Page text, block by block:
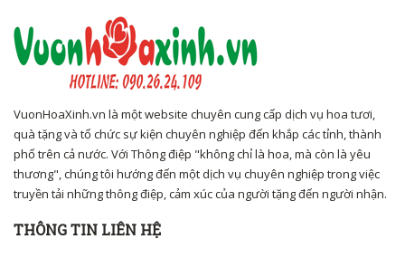
VuonHoaXinh.vn là một website chuyên cung cấp dịch vụ hoa tươi,
quà tặng và tổ chức sự kiện chuyên nghiệp đến khắp các tỉnh, thành
phố trên cả nước. Với Thông điệp "không chỉ là hoa, mà còn là yêu
thương", chúng tôi hướng đến một dịch vụ chuyên nghiệp trong việc
truyền tải những thông điệp, cảm xúc của người tặng đến người nhận.
THÔNG TIN LIÊN HỆ